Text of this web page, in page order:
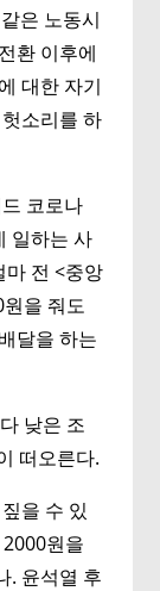
은 노동시
환 이후에
대한 자기
소리를 하
코로나
일하는 사
마 전 <중앙
을 줘도
달을 하는
낮은 조
떠오른다.
을 수 있
원을
. 윤석열 후